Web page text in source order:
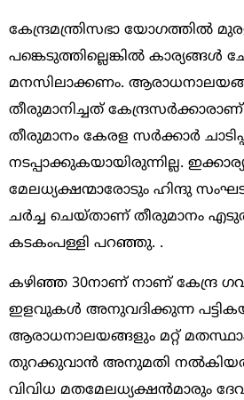
കേന്ദ്രമന്ത്രിസഭാ യോഗത്തിൽ
പങ്കെടുത്തില്ലെങ്കിൽ കാര്യങ്ങൾ
മനസിലാക്കണം.
തീരുമാനിച്ചത്
തീരുമാനം കേരള സർക്കാർ
നടപ്പാക്കുകയായിരുന്നില്ല.
മേലധ്യക്ഷന്മാരോടും ഹിന്ദു
ചർച്ച ചെയ്താണ് തീരുമാനം
കടകംപള്ളി പറഞ്ഞു. .
കഴിഞ്ഞ 30നാണ്‌ നാണ്‌ കേന്ദ്ര
ഇളവുകൾ അനുവദിക്കുന്ന
ആരാധനാലയങ്ങളും മറ്റ്‌
തുറക്കുവാൻ അനുമതി
വിവിധ മതമേലധ്യക്ഷൻമാരും